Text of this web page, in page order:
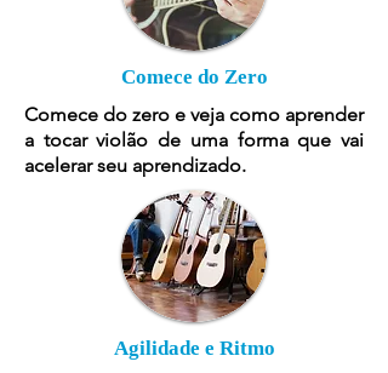
Comece do Zero
Comece do zero e veja como aprender
a tocar violão de uma forma que vai
acelerar seu aprendizado.
Agilidade e Ritmo